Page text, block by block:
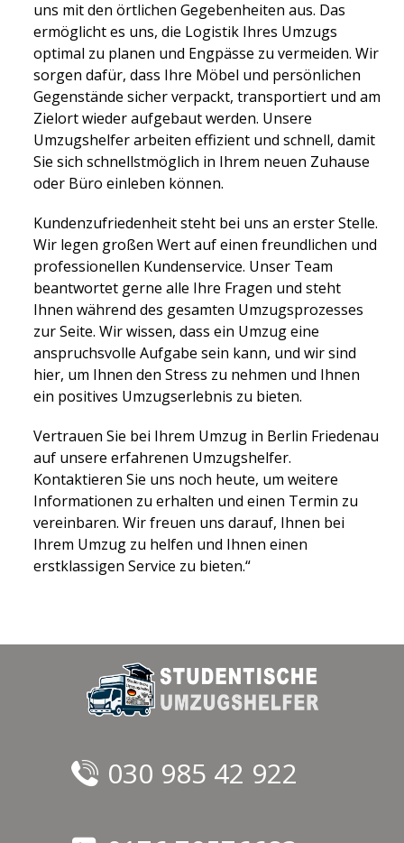
uns mit den örtlichen Gegebenheiten aus. Das
ermöglicht es uns, die Logistik Ihres Umzugs
optimal zu planen und Engpässe zu vermeiden. Wir
sorgen dafür, dass Ihre Möbel und persönlichen
Gegenstände sicher verpackt, transportiert und am
Zielort wieder aufgebaut werden. Unsere
Umzugshelfer arbeiten effizient und schnell, damit
Sie sich schnellstmöglich in Ihrem neuen Zuhause
oder Büro einleben können.
Kundenzufriedenheit steht bei uns an erster Stelle.
Wir legen großen Wert auf einen freundlichen und
professionellen Kundenservice. Unser Team
beantwortet gerne alle Ihre Fragen und steht
Ihnen während des gesamten Umzugsprozesses
zur Seite. Wir wissen, dass ein Umzug eine
anspruchsvolle Aufgabe sein kann, und wir sind
hier, um Ihnen den Stress zu nehmen und Ihnen
ein positives Umzugserlebnis zu bieten.
Vertrauen Sie bei Ihrem Umzug in Berlin Friedenau
auf unsere erfahrenen Umzugshelfer.
Kontaktieren Sie uns noch heute, um weitere
Informationen zu erhalten und einen Termin zu
vereinbaren. Wir freuen uns darauf, Ihnen bei
Ihrem Umzug zu helfen und Ihnen einen
erstklassigen Service zu bieten.“
030 985 42 922